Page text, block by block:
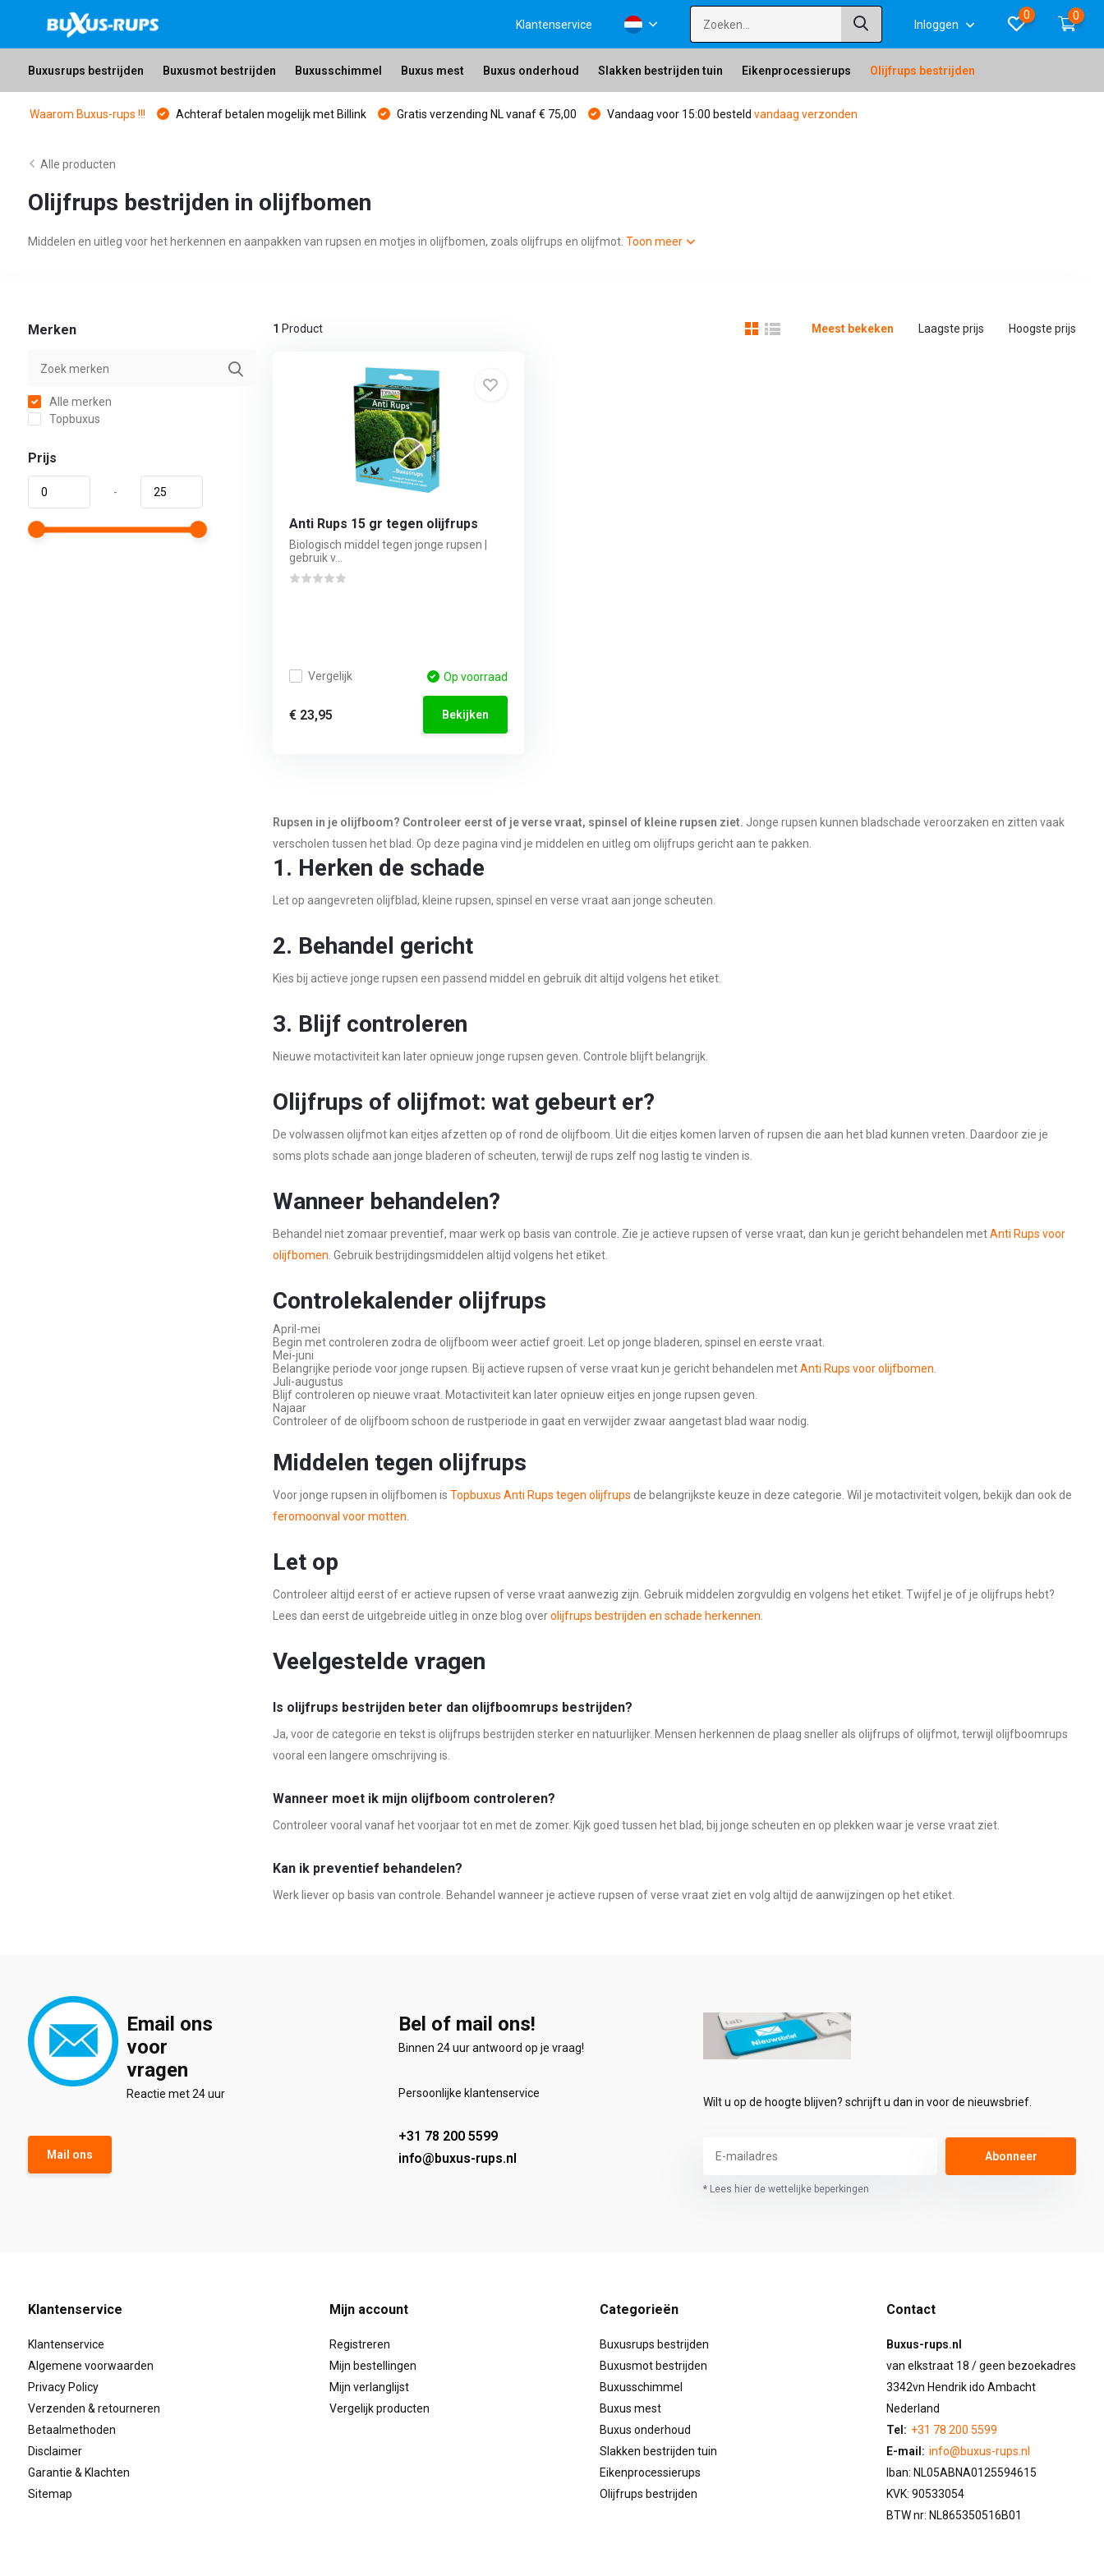
Klantenservice Inloggen
0 0
Buxusrups bestrijden Buxusmot bestrijden Buxusschimmel Buxus mest Buxus onderhoud Slakken bestrijden tuin Eikenprocessierups Olijfrups bestrijden
Waarom Buxus-rups !!! Achteraf betalen mogelijk met Billink Gratis verzending NL vanaf € 75,00 Vandaag voor 15:00 besteld vandaag verzonden
Alle producten
Olijfrups bestrijden in olijfbomen
Middelen en uitleg voor het herkennen en aanpakken van rupsen en motjes in olijfbomen, zoals olijfrups en olijfmot. Toon meer
Merken
Alle merken
Topbuxus
Prijs
-
1 Product Meest bekeken Laagste prijs Hoogste prijs
Anti Rups 15 gr tegen olijfrups
Biologisch middel tegen jonge rupsen |
gebruik v...
Vergelijk Op voorraad
€ 23,95 Bekijken
Rupsen in je olijfboom? Controleer eerst of je verse vraat, spinsel of kleine rupsen ziet. Jonge rupsen kunnen bladschade veroorzaken en zitten vaak
verscholen tussen het blad. Op deze pagina vind je middelen en uitleg om olijfrups gericht aan te pakken.
1. Herken de schade
Let op aangevreten olijfblad, kleine rupsen, spinsel en verse vraat aan jonge scheuten.
2. Behandel gericht
Kies bij actieve jonge rupsen een passend middel en gebruik dit altijd volgens het etiket.
3. Blijf controleren
Nieuwe motactiviteit kan later opnieuw jonge rupsen geven. Controle blijft belangrijk.
Olijfrups of olijfmot: wat gebeurt er?
De volwassen olijfmot kan eitjes afzetten op of rond de olijfboom. Uit die eitjes komen larven of rupsen die aan het blad kunnen vreten. Daardoor zie je
soms plots schade aan jonge bladeren of scheuten, terwijl de rups zelf nog lastig te vinden is.
Wanneer behandelen?
Behandel niet zomaar preventief, maar werk op basis van controle. Zie je actieve rupsen of verse vraat, dan kun je gericht behandelen metAnti Rups voor
olijfbomen . Gebruik bestrijdingsmiddelen altijd volgens het etiket.
Controlekalender olijfrups
April-mei
Begin met controleren zodra de olijfboom weer actief groeit. Let op jonge bladeren, spinsel en eerste vraat.
Mei-juni
Belangrijke periode voor jonge rupsen. Bij actieve rupsen of verse vraat kun je gericht behandelen metAnti Rups voor olijfbomen
Juli-augustus
Blijf controleren op nieuwe vraat. Motactiviteit kan later opnieuw eitjes en jonge rupsen geven.
Najaar
Controleer of de olijfboom schoon de rustperiode in gaat en verwijder zwaar aangetast blad waar nodig.
Middelen tegen olijfrups
Voor jonge rupsen in olijfbomen is Topbuxus Anti Rups tegen olijfrups de belangrijkste keuze in deze categorie. Wil je motactiviteit volgen, bekijk dan ook de
feromoonval voor motten
Let op
Controleer altijd eerst of er actieve rupsen of verse vraat aanwezig zijn. Gebruik middelen zorgvuldig en volgens het etiket. Twijfel je of je olijfrups hebt?
Lees dan eerst de uitgebreide uitleg in onze blog overolijfrups bestrijden en schade herkennen
Veelgestelde vragen
Is olijfrups bestrijden beter dan olijfboomrups bestrijden?
Ja, voor de categorie en tekst is olijfrups bestrijden sterker en natuurlijker. Mensen herkennen de plaag sneller als olijfrups of olijfmot, terwijl olijfboomrups
vooral een langere omschrijving is.
Wanneer moet ik mijn olijfboom controleren?
Controleer vooral vanaf het voorjaar tot en met de zomer. Kijk goed tussen het blad, bij jonge scheuten en op plekken waar je verse vraat ziet.
Kan ik preventief behandelen?
Werk liever op basis van controle. Behandel wanneer je actieve rupsen of verse vraat ziet en volg altijd de aanwijzingen op het etiket.
Email ons
voor
vragen
Reactie met 24 uur
Mail ons
Bel of mail ons!
Binnen 24 uur antwoord op je vraag!
Persoonlijke klantenservice
+31 78 200 5599
info@buxus-rups.nl
Wilt u op de hoogte blijven? schrijft u dan in voor de nieuwsbrief.
Abonneer
* Lees hier de wettelijke beperkingen
Klantenservice
Klantenservice
Algemene voorwaarden
Privacy Policy
Verzenden & retourneren
Betaalmethoden
Disclaimer
Garantie & Klachten
Sitemap
Mijn account
Registreren
Mijn bestellingen
Mijn verlanglijst
Vergelijk producten
Categorieën
Buxusrups bestrijden
Buxusmot bestrijden
Buxusschimmel
Buxus mest
Buxus onderhoud
Slakken bestrijden tuin
Eikenprocessierups
Olijfrups bestrijden
Contact
Buxus-rups.nl
van elkstraat 18 / geen bezoekadres
3342vn Hendrik ido Ambacht
Nederland
Tel: +31 78 200 5599
E-mail: info@buxus-rups.nl
Iban: NL05ABNA0125594615
KVK: 90533054
BTW nr: NL865350516B01